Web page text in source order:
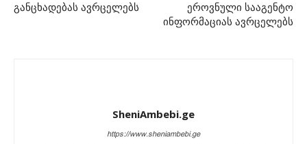
განცხადებას ავრცელებს
ეროვნული სააგენტო
ინფორმაციას ავრცელებს
SheniAmbebi.ge
https://www.sheniambebi.ge